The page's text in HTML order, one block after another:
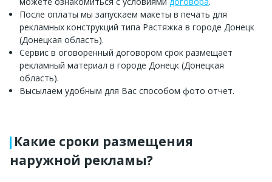
После оплаты мы запускаем макеты в печать для
рекламных конструкций типа Растяжка в городе Донецк
(Донецкая область).
Сервис в оговоренный договором срок размещает
рекламный материал в городе Донецк (Донецкая
область).
Высылаем удобным для Вас способом фото отчет.
Какие сроки размещения
наружной рекламы?